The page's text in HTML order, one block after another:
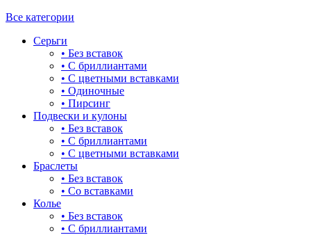
бесконечность
буквы
булавка
гвоздь
деревья
длинные
для мам
драконы и змеи
Все категории
Серьги
• Без вставок
• С бриллиантами
• С цветными вставками
• Одиночные
• Пирсинг
Подвески и кулоны
• Без вставок
• С бриллиантами
• С цветными вставками
Браслеты
• Без вставок
• Со вставками
Колье
• Без вставок
• С бриллиантами